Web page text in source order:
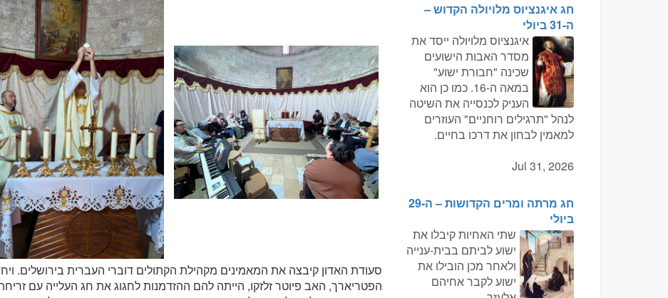
חג איגנציוס מלויולה הקדוש –
ה-31 ביולי
איגנציוס מלויולה ייסד את
מסדר האבות הישועים
שכינה "חבורת ישוע"
במאה ה-16. כמו כן הוא
העניק לכנסייה את השיטה
לנהל "תרגילים רוחניים" העוזרים
למאמין לבחון את דרכו בחיים.
Jul 31, 2026
חג מרתה ומרים הקדושות – ה-29
ביולי
שתי האחיות קיבלו את
ישוע לביתם בבית-ענייה
ולאחר מכן הובילו את
ישוע לקבר אחיהם
סעודת האדון קיבצה את המאמינים מקהילת הקתולים דוברי העברית בירושלים.
הפטריארך, האב פיוטר זלזקו, הייתה להם ההזדמנות לחגוג את חג העלייה עם זריחה.